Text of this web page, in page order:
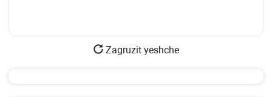
Zagruzit yeshche